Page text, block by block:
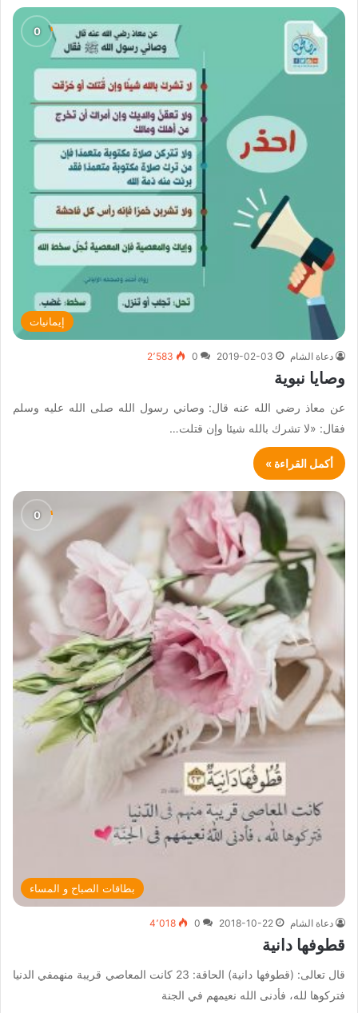
إيمانيات
دعاة الشام 2019-02-03
0 2٬583
وصايا نبوية
عن معاذ رضي الله عنه قال: وصاني رسول الله صلى الله عليه وسلم
فقال: «لا تشرك بالله شيئا وإن قتلت…
أكمل القراءة »
بطاقات الصباح و المساء
دعاة الشام 2018-10-22
0 4٬018
قطوفها دانية
قال تعالى: (قطوفها دانية) الحاقة: 23 كانت المعاصي قريبة منهمفي الدنيا
فتركوها لله، فأدنى الله نعيمهم في الجنة